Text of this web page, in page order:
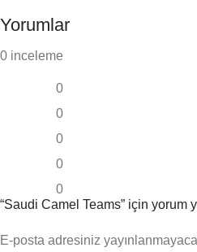
Yorumlar
0 inceleme
0
0
0
0
0
“Saudi Camel Teams” için yorum
E-posta adresiniz